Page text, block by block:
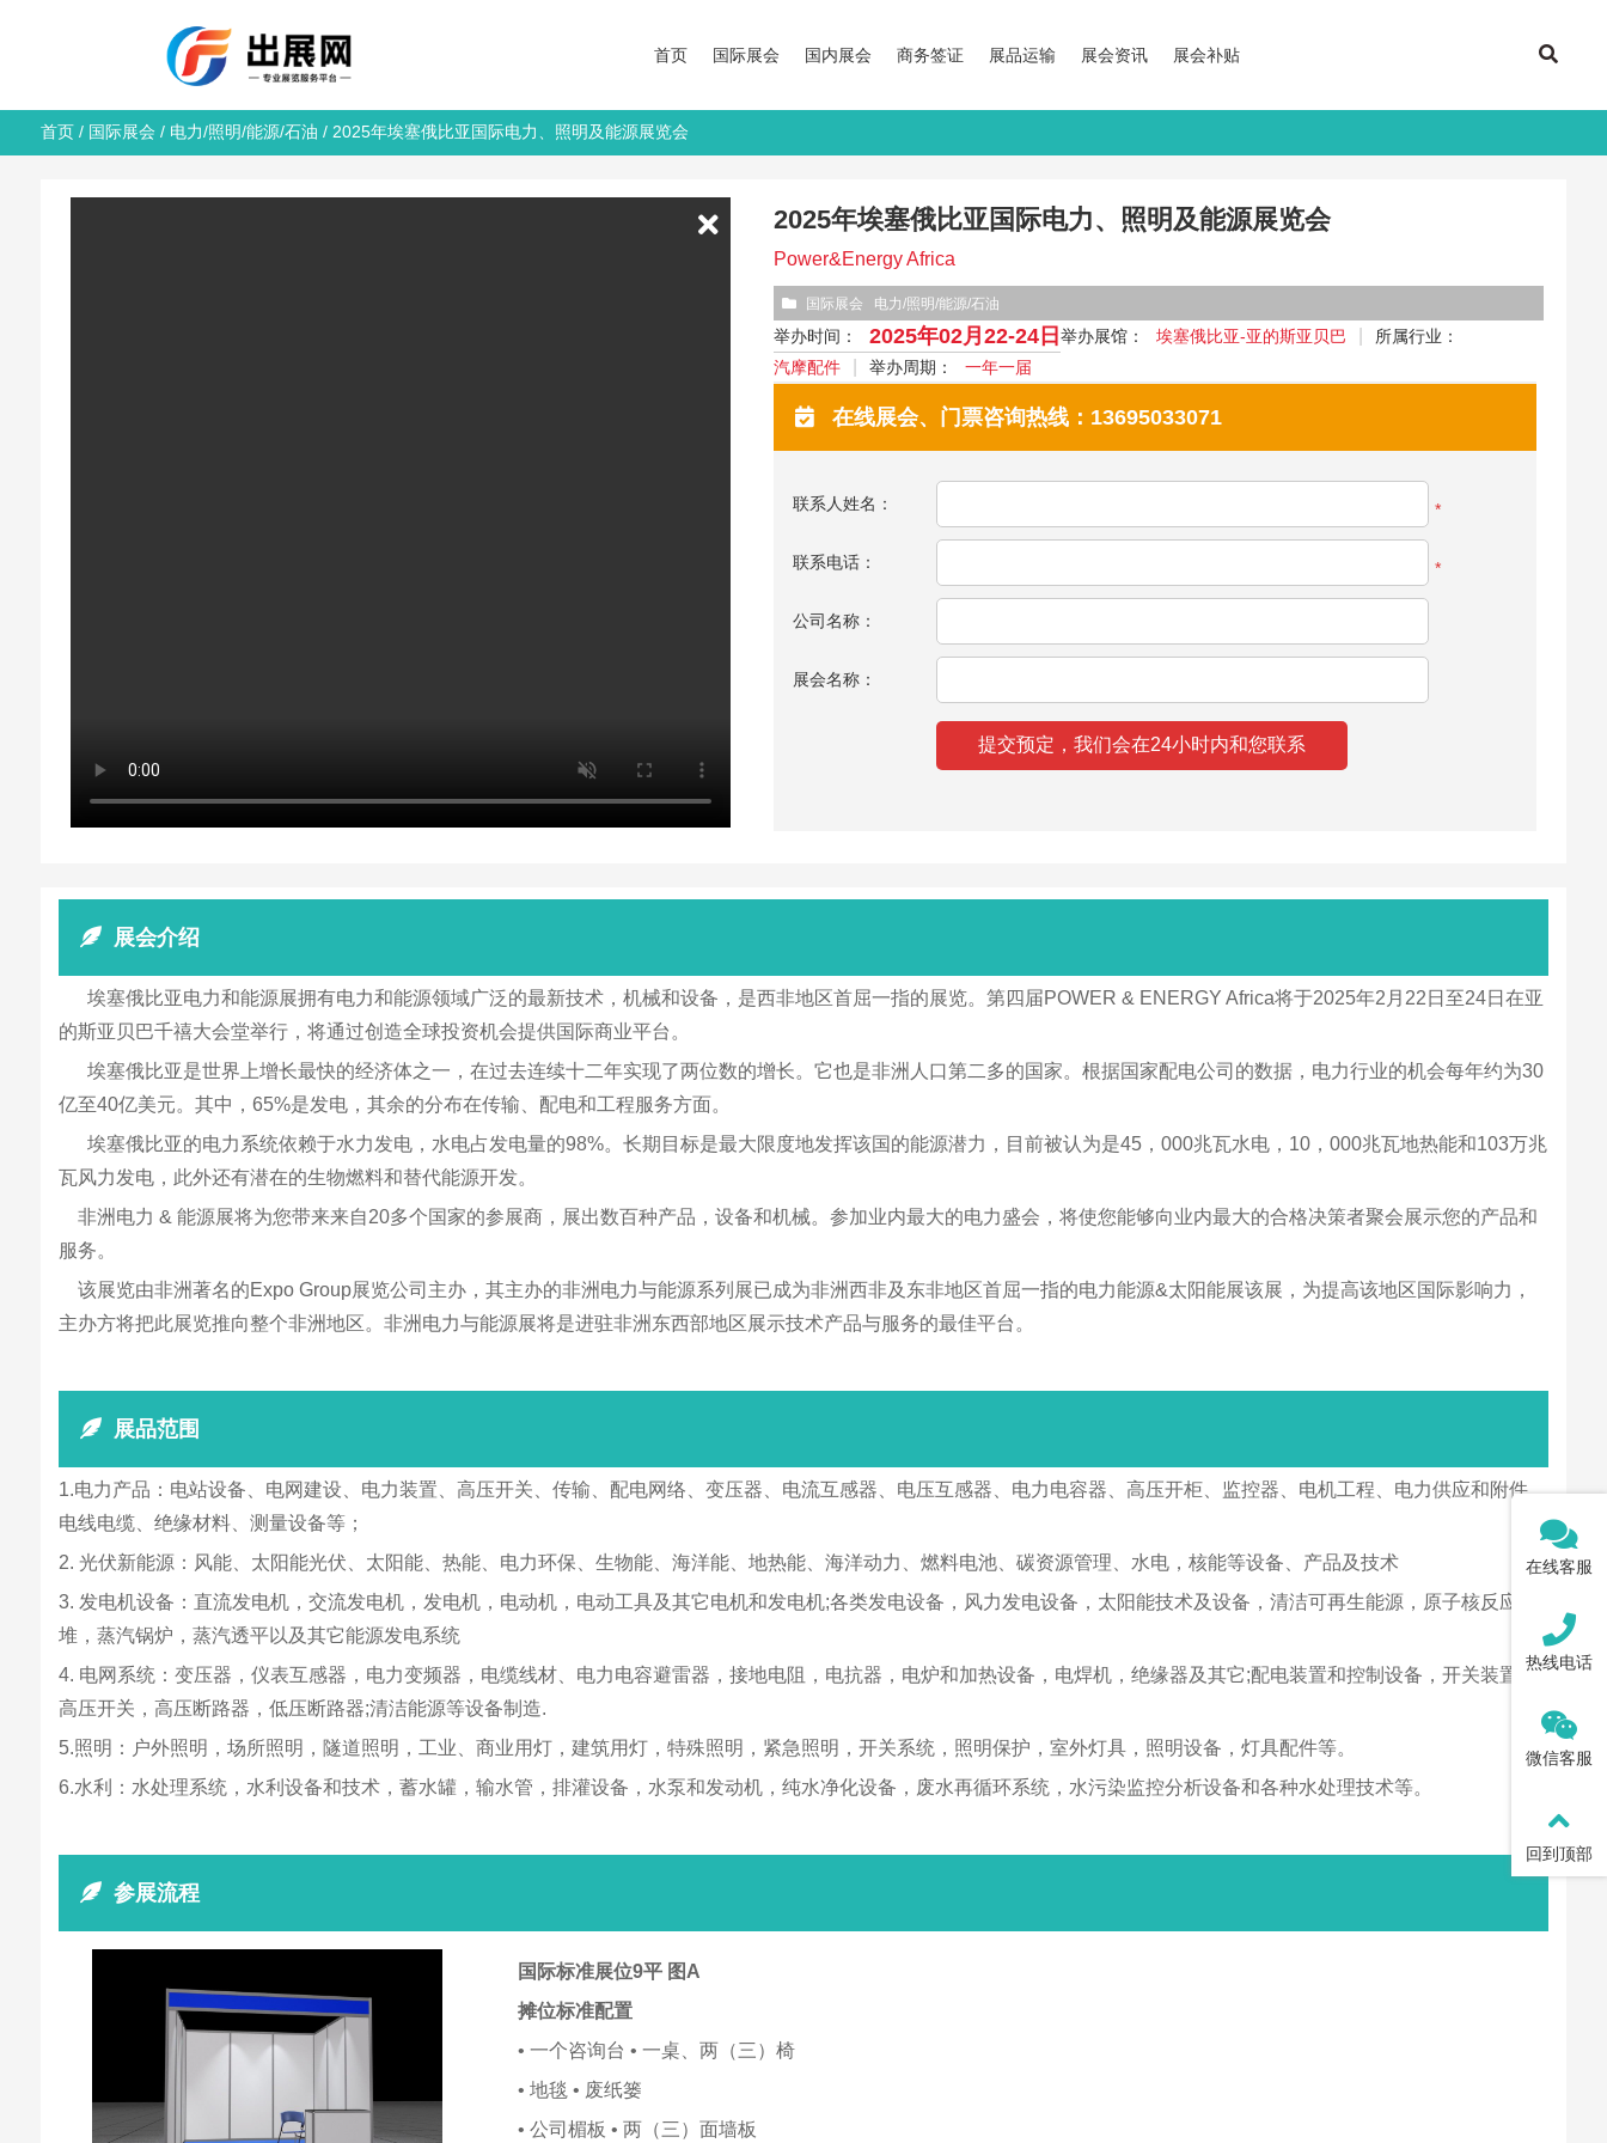
首页 国际展会 国内展会 商务签证 展品运输 展会资讯 展会补贴
首页/ 国际展会 / 电力/照明/能源/石油 / 2025年埃塞俄比亚国际电力、照明及能源展览会
2025年埃塞俄比亚国际电力、照明及能源展览会
Power&Energy Africa
国际展会 电力/照明/能源/石油
举办时间： 2025年02月22-24日举办展馆： 埃塞俄比亚-亚的斯亚贝巴
所属行业：
汽摩配件
举办周期： 一年一届
在线展会、门票咨询热线：13695033071
联系人姓名： *
联系电话： *
公司名称：
展会名称：
展会介绍
埃塞俄比亚电力和能源展拥有电力和能源领域广泛的最新技术，机械和设备，是西非地区首屈一指的展览。第四届POWER & ENERGY Africa将于2025年2月22日至24日在亚
的斯亚贝巴千禧大会堂举行，将通过创造全球投资机会提供国际商业平台。
埃塞俄比亚是世界上增长最快的经济体之一，在过去连续十二年实现了两位数的增长。它也是非洲人口第二多的国家。根据国家配电公司的数据，电力行业的机会每年约为30
亿至40亿美元。其中，65%是发电，其余的分布在传输、配电和工程服务方面。
埃塞俄比亚的电力系统依赖于水力发电，水电占发电量的98%。长期目标是最大限度地发挥该国的能源潜力，目前被认为是45，000兆瓦水电，10，000兆瓦地热能和103万兆
瓦风力发电，此外还有潜在的生物燃料和替代能源开发。
非洲电力 & 能源展将为您带来来自20多个国家的参展商，展出数百种产品，设备和机械。参加业内最大的电力盛会，将使您能够向业内最大的合格决策者聚会展示您的产品和
服务。
该展览由非洲著名的Expo Group展览公司主办，其主办的非洲电力与能源系列展已成为非洲西非及东非地区首屈一指的电力能源&太阳能展该展，为提高该地区国际影响力，
主办方将把此展览推向整个非洲地区。非洲电力与能源展将是进驻非洲东西部地区展示技术产品与服务的最佳平台。
展品范围
1.电力产品：电站设备、电网建设、电力装置、高压开关、传输、配电网络、变压器、电流互感器、电压互感器、电力电容器、高压开柜、监控器、电机工程、电力供应和附件、
电线电缆、绝缘材料、测量设备等；
2. 光伏新能源：风能、太阳能光伏、太阳能、热能、电力环保、生物能、海洋能、地热能、海洋动力、燃料电池、碳资源管理、水电，核能等设备、产品及技术
3. 发电机设备：直流发电机，交流发电机，发电机，电动机，电动工具及其它电机和发电机;各类发电设备，风力发电设备，太阳能技术及设备，清洁可再生能源，原子核反应
堆，蒸汽锅炉，蒸汽透平以及其它能源发电系统
4. 电网系统：变压器，仪表互感器，电力变频器，电缆线材、电力电容避雷器，接地电阻，电抗器，电炉和加热设备，电焊机，绝缘器及其它;配电装置和控制设备，开关装置，
高压开关，高压断路器，低压断路器;清洁能源等设备制造.
5.照明：户外照明，场所照明，隧道照明，工业、商业用灯，建筑用灯，特殊照明，紧急照明，开关系统，照明保护，室外灯具，照明设备，灯具配件等。
6.水利：水处理系统，水利设备和技术，蓄水罐，输水管，排灌设备，水泵和发动机，纯水净化设备，废水再循环系统，水污染监控分析设备和各种水处理技术等。
参展流程
国际标准展位9平 图A
摊位标准配置
• 一个咨询台 • 一桌、两（三）椅
• 地毯 • 废纸篓
• 公司楣板 • 两（三）面墙板
在线客服
热线电话
微信客服
回到顶部